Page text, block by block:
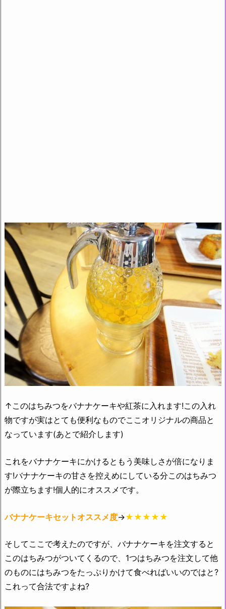
↑このはちみつをバナナケーキや紅茶に入れます!この入れ
物ですが実はとても便利なものでここオリジナルの商品と
なっています(あとで紹介します)
これをバナナケーキにかけるともう美味しさが倍になりま
す!バナナケーキの甘さを控えめにしている分このはちみつ
が際立ちます!個人的にオススメです。
バナナケーキセットオススメ度→★★★★★
そしてここで考えたのですが、バナナケーキを注文すると
このはちみつがついてくるので、1つはちみつを注文して他
のものにはちみつをたっぷりかけて食べればいいのではと?
これって合法ですよね?